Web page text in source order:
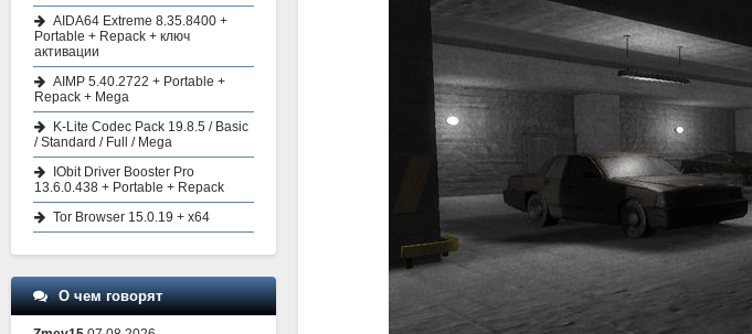
AIDA64 Extreme 8.35.8400 +
Portable + Repack + ключ
активации
AIMP 5.40.2722 + Portable +
Repack + Mega
K-Lite Codec Pack 19.8.5 / Basic
/ Standard / Full / Mega
IObit Driver Booster Pro
13.6.0.438 + Portable + Repack
Tor Browser 15.0.19 + x64
О чем говорят